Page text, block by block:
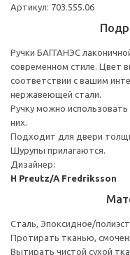
Артикул: 703.555.06
Ручки БАГГАНЭС
современном стиле. Цвет
соответствии с вашим
нержавеющей стали.
Ручку можно
них.
Подходит для двери
Шурупы прилагаются.
Дизайнер:
H Preutz/A Fredriksson
Сталь, Эпоксидное/
Протирать тканью,
Вытирать чистой сухой